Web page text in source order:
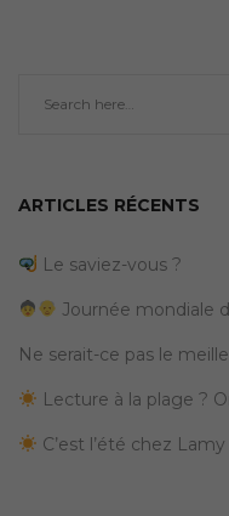
ARTICLES RÉCENTS
Le saviez-vous ?
Journée mondiale
Ne serait-ce pas le
Lecture à la plage ?
C’est l’été chez Lamy